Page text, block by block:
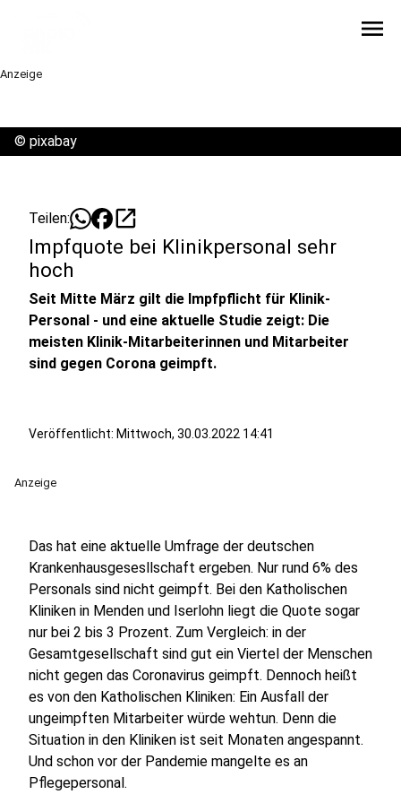
menu
Anzeige
© pixabay
Teilen: open_in_new
Impfquote bei Klinikpersonal sehr
hoch
Seit Mitte März gilt die Impfpflicht für Klinik-
Personal - und eine aktuelle Studie zeigt: Die
meisten Klinik-Mitarbeiterinnen und Mitarbeiter
sind gegen Corona geimpft.
Veröffentlicht: Mittwoch, 30.03.2022 14:41
Anzeige
Das hat eine aktuelle Umfrage der deutschen
Krankenhausgesesllschaft ergeben. Nur rund 6% des
Personals sind nicht geimpft. Bei den Katholischen
Kliniken in Menden und Iserlohn liegt die Quote sogar
nur bei 2 bis 3 Prozent. Zum Vergleich: in der
Gesamtgesellschaft sind gut ein Viertel der Menschen
nicht gegen das Coronavirus geimpft. Dennoch heißt
es von den Katholischen Kliniken: Ein Ausfall der
ungeimpften Mitarbeiter würde wehtun. Denn die
Situation in den Kliniken ist seit Monaten angespannt.
Und schon vor der Pandemie mangelte es an
Pflegepersonal.